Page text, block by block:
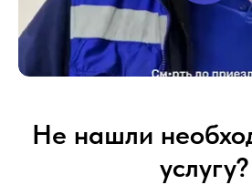
Не нашли
услугу?